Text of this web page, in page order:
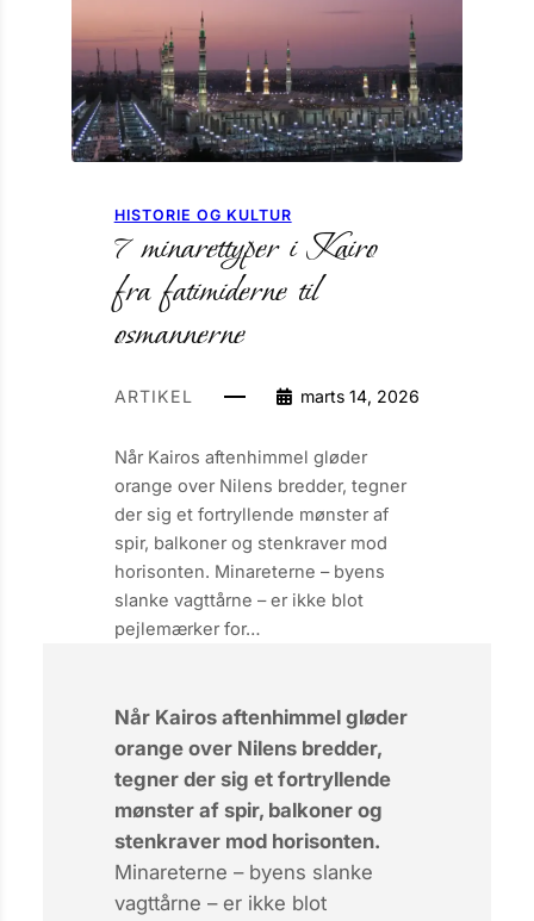
HISTORIE OG KULTUR
7 minarettyper i Kairo
fra fatimiderne til
osmannerne
ARTIKEL marts 14, 2026
Når Kairos aftenhimmel gløder
orange over Nilens bredder, tegner
der sig et fortryllende mønster af
spir, balkoner og stenkraver mod
horisonten. Minareterne – byens
slanke vagttårne – er ikke blot
pejlemærker for…
Når Kairos aftenhimmel gløder
orange over Nilens bredder,
tegner der sig et fortryllende
mønster af spir, balkoner og
stenkraver mod horisonten.
Minareterne – byens slanke
vagttårne – er ikke blot